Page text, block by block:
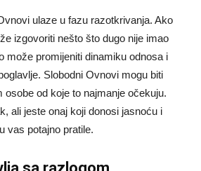
ulaze u fazu razotkrivanja. Ako
izgovoriti nešto što dugo nije imao
može promijeniti dinamiku odnosa i
Slobodni Ovnovi mogu biti
osobe od koje to najmanje očekuju.
ali jeste onaj koji donosi jasnoću i
vas potajno pratile.